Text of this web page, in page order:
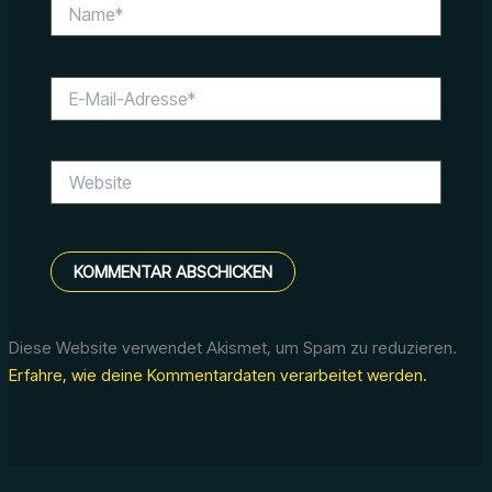
Mail-
Diese Website verwendet Akismet, um Spam zu reduzieren.
Erfahre, wie deine Kommentardaten verarbeitet werden.